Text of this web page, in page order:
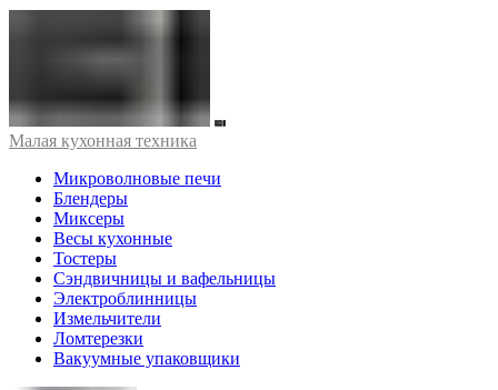
Малая кухонная техника
Микроволновые печи
Блендеры
Миксеры
Весы кухонные
Тостеры
Сэндвичницы и вафельницы
Электроблинницы
Измельчители
Ломтерезки
Вакуумные упаковщики